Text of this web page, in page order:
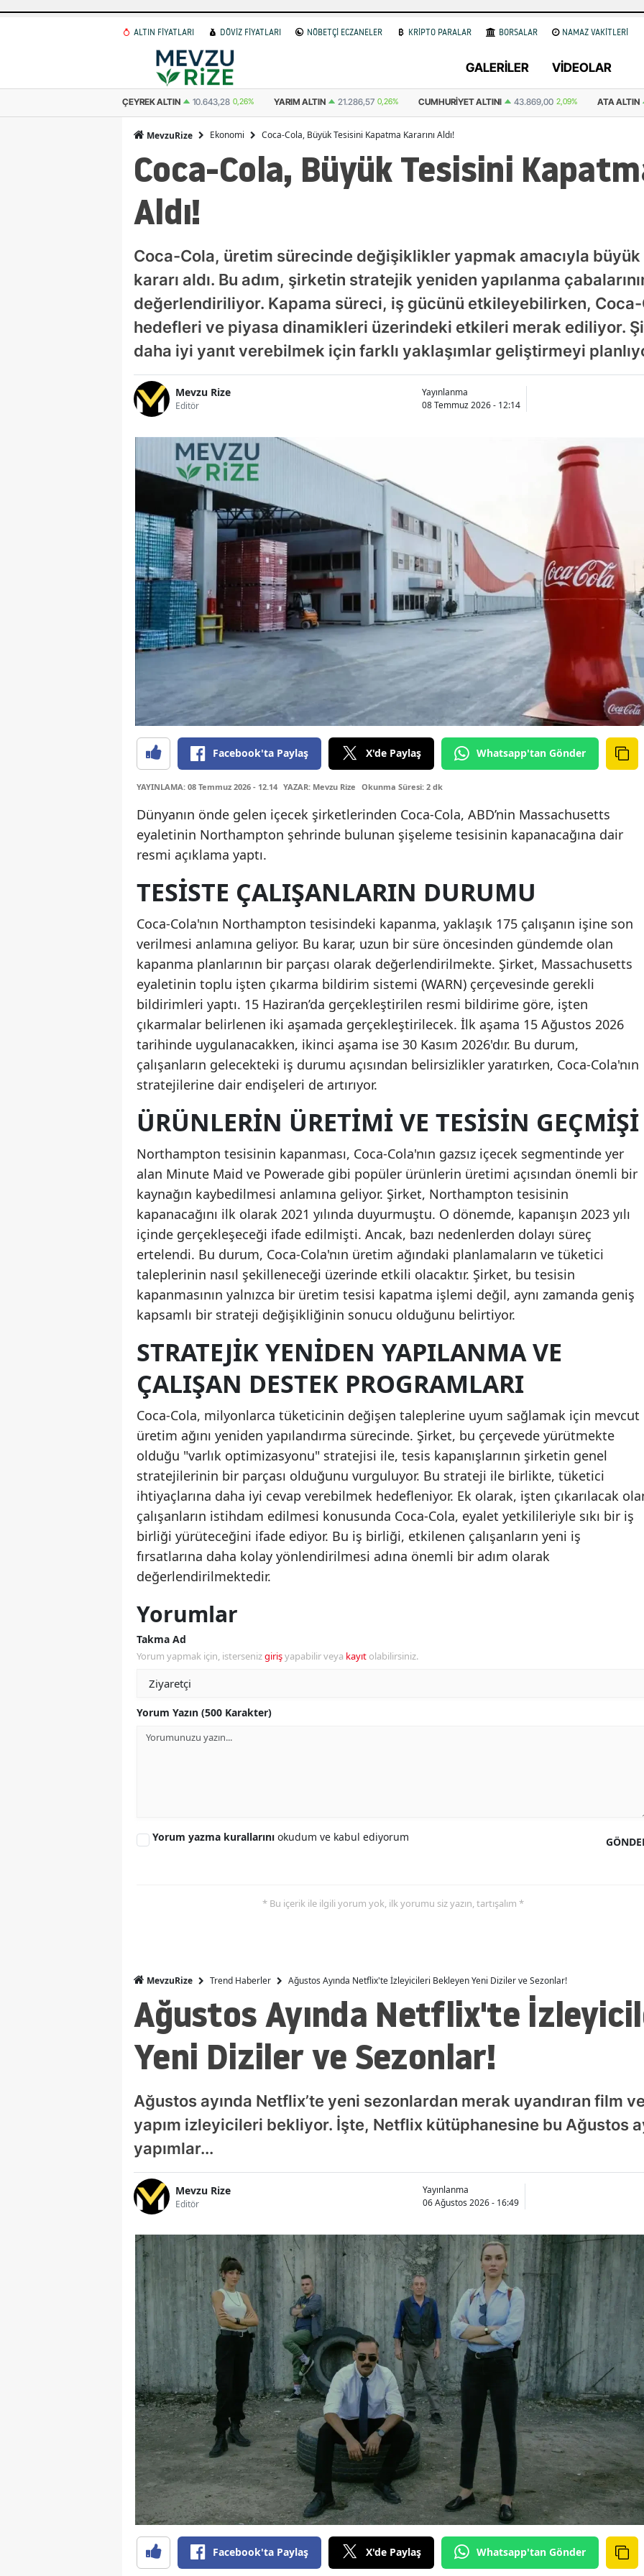
ALTIN FİYATLARI DÖVİZ FİYATLARI NÖBETÇİ ECZANELER KRİPTO PARALAR BORSALAR NAMAZ VAKİTLERİ
GALERİLER VİDEOLAR
YARIM ALTIN 21.286,57 0,26% CUMHURIYET ALTINI 43.869,00 2,09% ATA ALTIN 43.531,00 0,29% DOLAR
MevzuRize Ekonomi Coca-Cola, Büyük Tesisini Kapatma Kararını Aldı!
Coca-Cola, Büyük Tesisini
Aldı!
Coca-Cola, üretim sürecinde değişiklikler yapmak amacıyla
kararı aldı. Bu adım, şirketin stratejik yeniden yapılanma
değerlendiriliyor. Kapama süreci, iş gücünü etkileyebilirken,
hedefleri ve piyasa dinamikleri üzerindeki etkileri merak ediliyor.
daha iyi yanıt verebilmek için farklı yaklaşımlar geliştirmeyi
Mevzu Rize
Editör
Yayınlanma
08 Temmuz 2026 - 12:14
Facebook'ta Paylaş X'de Paylaş Whatsapp'tan Gönder
YAYINLAMA: 08 Temmuz 2026 - 12.14 YAZAR: Mevzu Rize Okunma Süresi: 2 dk
Dünyanın önde gelen içecek şirketlerinden Coca-Cola, ABD’nin Massachusetts
eyaletinin Northampton şehrinde bulunan şişeleme tesisinin kapanacağına dair
resmi açıklama yaptı.
TESISTE ÇALIŞANLARIN DURUMU
Coca-Cola'nın Northampton tesisindeki kapanma, yaklaşık 175 çalışanın işine son
verilmesi anlamına geliyor. Bu karar, uzun bir süre öncesinden gündemde olan
kapanma planlarının bir parçası olarak değerlendirilmekte. Şirket, Massachusetts
eyaletinin toplu işten çıkarma bildirim sistemi (WARN) çerçevesinde gerekli
bildirimleri yaptı. 15 Haziran’da gerçekleştirilen resmi bildirime göre, işten
çıkarmalar belirlenen iki aşamada gerçekleştirilecek. İlk aşama 15 Ağustos 2026
tarihinde uygulanacakken, ikinci aşama ise 30 Kasım 2026'dır. Bu durum,
çalışanların gelecekteki iş durumu açısından belirsizlikler yaratırken, Coca-Cola'nın
stratejilerine dair endişeleri de artırıyor.
ÜRÜNLERIN ÜRETIMI VE TESISIN GEÇMIŞI
Northampton tesisinin kapanması, Coca-Cola'nın gazsız içecek segmentinde yer
alan Minute Maid ve Powerade gibi popüler ürünlerin üretimi açısından önemli bir
kaynağın kaybedilmesi anlamına geliyor. Şirket, Northampton tesisinin
kapanacağını ilk olarak 2021 yılında duyurmuştu. O dönemde, kapanışın 2023 yılı
içinde gerçekleşeceği ifade edilmişti. Ancak, bazı nedenlerden dolayı süreç
ertelendi. Bu durum, Coca-Cola'nın üretim ağındaki planlamaların ve tüketici
taleplerinin nasıl şekilleneceği üzerinde etkili olacaktır. Şirket, bu tesisin
kapanmasının yalnızca bir üretim tesisi kapatma işlemi değil, aynı zamanda geniş
kapsamlı bir strateji değişikliğinin sonucu olduğunu belirtiyor.
STRATEJIK YENIDEN YAPILANMA VE
ÇALIŞAN DESTEK PROGRAMLARI
Coca-Cola, milyonlarca tüketicinin değişen taleplerine uyum sağlamak için mevcut
üretim ağını yeniden yapılandırma sürecinde. Şirket, bu çerçevede yürütmekte
olduğu "varlık optimizasyonu" stratejisi ile, tesis kapanışlarının şirketin genel
stratejilerinin bir parçası olduğunu vurguluyor. Bu strateji ile birlikte, tüketici
ihtiyaçlarına daha iyi cevap verebilmek hedefleniyor. Ek olarak, işten çıkarılacak
çalışanların istihdam edilmesi konusunda Coca-Cola, eyalet yetkilileriyle sıkı bir iş
birliği yürüteceğini ifade ediyor. Bu iş birliği, etkilenen çalışanların yeni iş
fırsatlarına daha kolay yönlendirilmesi adına önemli bir adım olarak
değerlendirilmektedir.
Yorumlar
Takma Ad
Yorum yapmak için, istersenizgirişyapabilir veya kayıt olabilirsiniz.
Yorum Yazın (500 Karakter)
Yorum yazma kurallarını okudum ve kabul ediyorum
* Bu içerik ile ilgili yorum yok, ilk yorumu siz yazın, tartışalım *
MevzuRize Trend Haberler Ağustos Ayında Netflix'te İzleyicileri Bekleyen Yeni Diziler ve Sezonlar!
Ağustos Ayında Netflix'te
Yeni Diziler ve Sezonlar!
Ağustos ayında Netflix’te yeni sezonlardan merak uyandıran film
yapım izleyicileri bekliyor. İşte, Netflix kütüphanesine bu Ağustos
yapımlar...
Mevzu Rize
Editör
Yayınlanma
06 Ağustos 2026 - 16:49
Facebook'ta Paylaş X'de Paylaş Whatsapp'tan Gönder